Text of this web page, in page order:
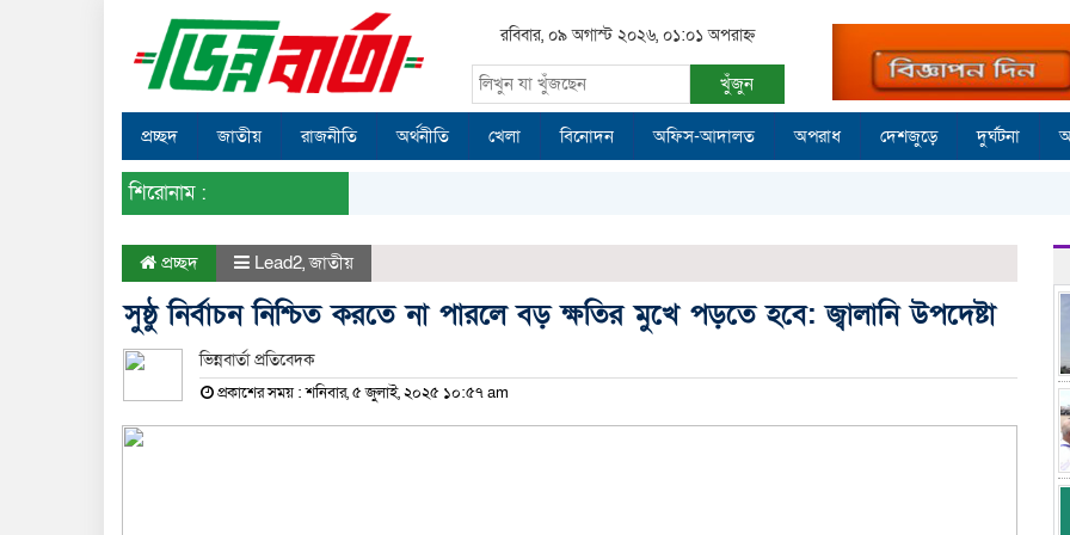
রবিবার, ০৯ অগাস্ট ২০২৬, ০১:০১ অপরাহ্ন
খুঁজুন
প্রচ্ছদ জাতীয় রাজনীতি অর্থনীতি খেলা বিনোদন অফিস-আদালত অপরাধ দেশজুড়ে দুর্ঘটনা
শিরোনাম :
প্রচ্ছদ Lead2,জাতীয়
সুষ্ঠু নির্বাচন নিশ্চিত করতে না পারলে বড় ক্ষতির মুখে পড়তে হবে: জ্বালানি উপদেষ্টা
ভিন্নবার্তা প্রতিবেদক
প্রকাশের সময় : শনিবার, ৫ জুলাই, ২০২৫ ১০:৫৭ am